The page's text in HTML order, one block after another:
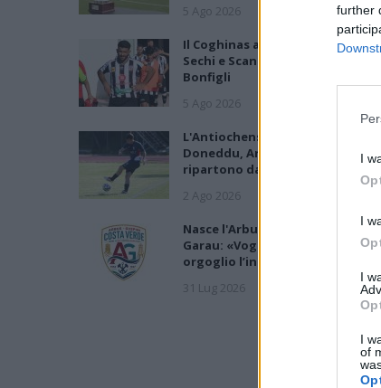
further
I
I
I
I
of
5 Ago 2026
Il Coghinas ancora più forte con
Sechi e Scanu, al Macomer arriva
Bonfigli
5 Ago 2026
L'Antiochense prende Caddeo e
Doneddu, Arborea e Tharros
ripartono dai tecnici Firinu e
2 Ago 2026
Nasce l'Arbus Guspini Costa
Garau: «Vogliamo
orgoglio l’intero territorio»
31 Lug 2026